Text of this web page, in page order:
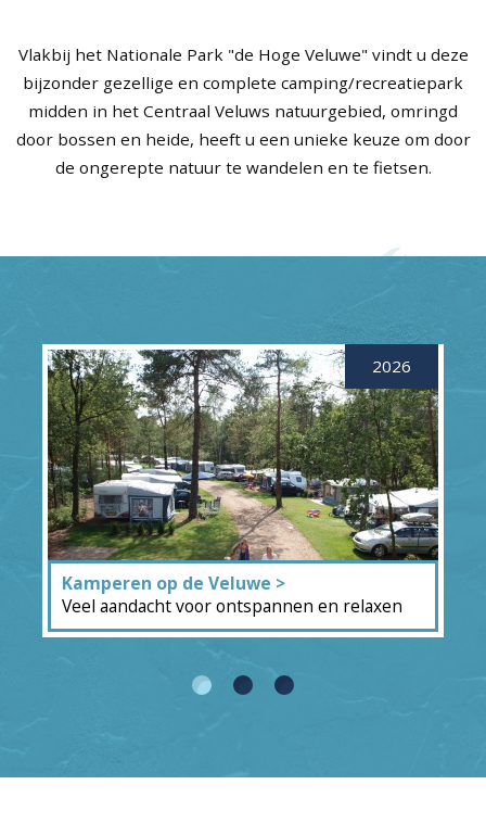
Vlakbij het Nationale Park "de Hoge Veluwe" vindt u deze
bijzonder gezellige en complete camping/recreatiepark
midden in het Centraal Veluws natuurgebied, omringd
door bossen en heide, heeft u een unieke keuze om door
de ongerepte natuur te wandelen en te fietsen.
2026
Kamperen op de Veluwe >
Veel aandacht voor ontspannen en relaxen